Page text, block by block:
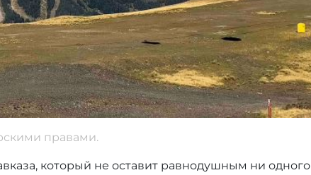
правами.
который не оставит равнодушным ни одного